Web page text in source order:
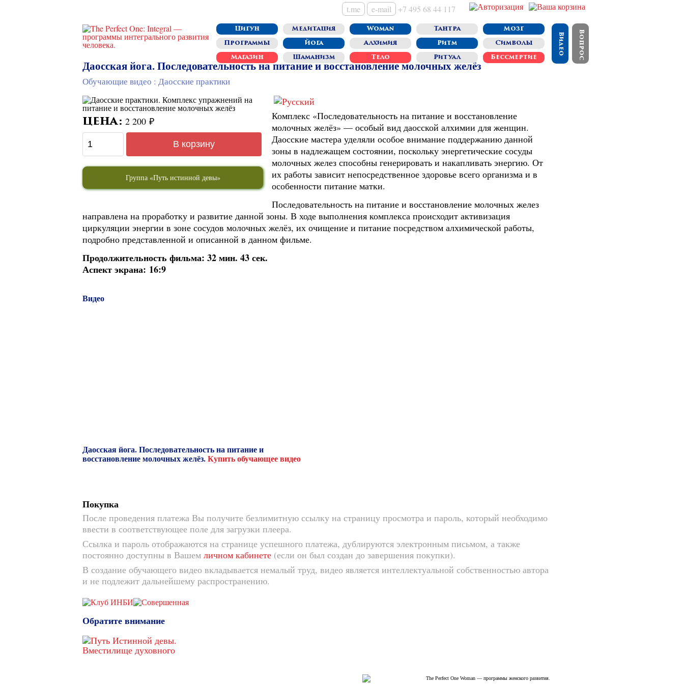
t.me e-mail +7 495 68 44 117
Цигун
Программы
Магазин
Медитация
Йога
Шаманизм
Woman
Алхимия
Тело
Тантра
Ритм
Ритуал
Мозг
Символы
Бессмертие
Видео Вопрос
Даосская йога. Последовательность на питание и восстановление молочных желёз
Обучающие видео : Даосские практики
ЦЕНА: 2 200 ₽
В корзину
Группа «Путь истинной девы»
Комплекс «Последовательность на питание и восстановление
молочных желёз» — особый вид даосской алхимии для женщин.
Даосские мастера уделяли особое внимание поддержанию данной
зоны в надлежащем состоянии, поскольку энергетические сосуды
молочных желез способны генерировать и накапливать энергию. От
их работы зависит непосредственное здоровье всего организма и в
особенности питание матки.
Последовательность на питание и восстановление молочных желез
направлена на проработку и развитие данной зоны. В ходе выполнения комплекса происходит активизация
циркуляции энергии в зоне сосудов молочных желёз, их очищение и питание посредством алхимической работы,
подробно представленной и описанной в данном фильме.
Продолжительность фильма: 32 мин. 43 сек.
Аспект экрана: 16:9
Видео
Даосская йога. Последовательность на питание и
восстановление молочных желёз.Купить обучающее видео
Покупка
После проведения платежа Вы получите безлимитную ссылку на страницу просмотра и пароль, который необходимо
ввести в соответствующее поле для загрузки плеера.
Ссылка и пароль отображаются на странице успешного платежа, дублируются электронным письмом, а также
постоянно доступны в Вашем личном кабинете (если он был создан до завершения покупки).
В создание обучающего видео вкладывается немалый труд, видео является интеллектуальной собственностью автора
и не подлежит дальнейшему распространению.
Обратите внимание